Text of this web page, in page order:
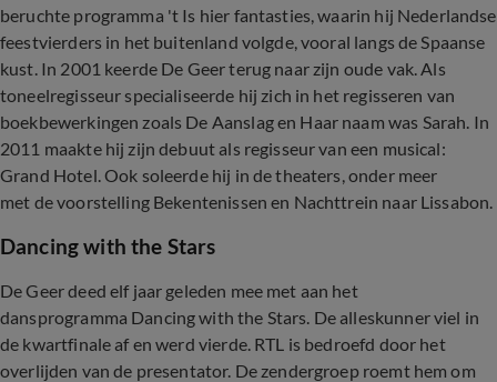
beruchte programma 't Is hier fantasties, waarin hij Nederlandse
feestvierders in het buitenland volgde, vooral langs de Spaanse
kust. In 2001 keerde De Geer terug naar zijn oude vak. Als
toneelregisseur specialiseerde hij zich in het regisseren van
boekbewerkingen zoals De Aanslag en Haar naam was Sarah. In
2011 maakte hij zijn debuut als regisseur van een musical:
Grand Hotel. Ook soleerde hij in de theaters, onder meer
met de voorstelling Bekentenissen en Nachttrein naar Lissabon.
Dancing with the Stars
De Geer deed elf jaar geleden mee met aan het
dansprogramma Dancing with the Stars. De alleskunner viel in
de kwartfinale af en werd vierde. RTL is bedroefd door het
overlijden van de presentator. De zendergroep roemt hem om